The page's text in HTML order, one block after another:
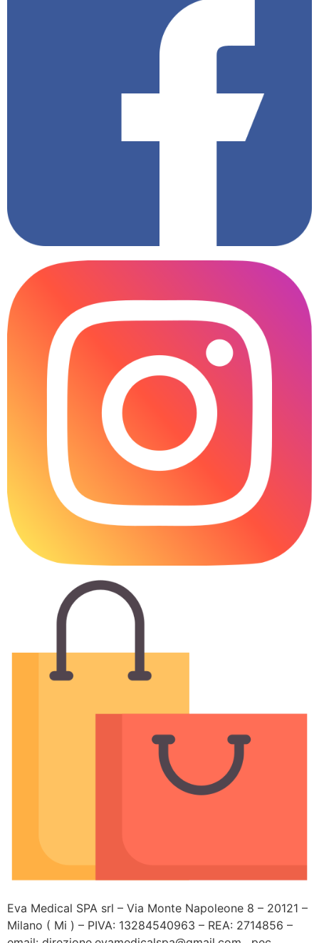
Eva Medical SPA srl – Via Monte Napoleone 8 – 20121 –
Milano ( Mi ) – PIVA: 13284540963 – REA: 2714856 –